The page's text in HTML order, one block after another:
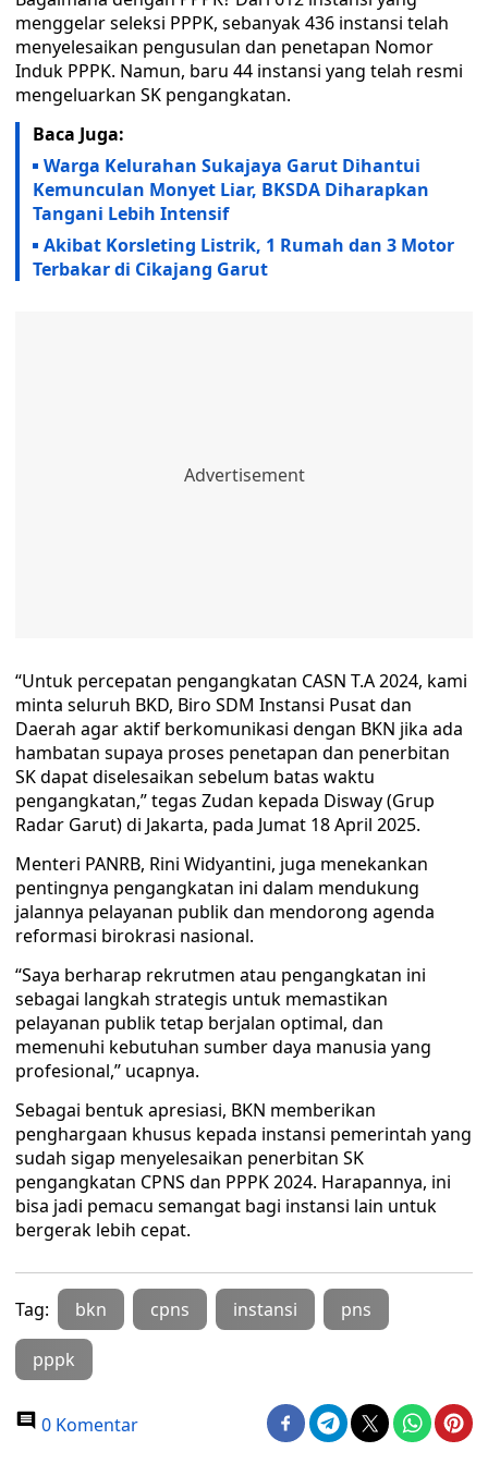
menggelar seleksi PPPK, sebanyak 436 instansi telah
menyelesaikan pengusulan dan penetapan Nomor
Induk PPPK. Namun, baru 44 instansi yang telah resmi
mengeluarkan SK pengangkatan.
Baca Juga:
Warga Kelurahan Sukajaya Garut Dihantui
Kemunculan Monyet Liar, BKSDA Diharapkan
Tangani Lebih Intensif
Akibat Korsleting Listrik, 1 Rumah dan 3 Motor
Terbakar di Cikajang Garut
“Untuk percepatan pengangkatan CASN T.A 2024, kami
minta seluruh BKD, Biro SDM Instansi Pusat dan
Daerah agar aktif berkomunikasi dengan BKN jika ada
hambatan supaya proses penetapan dan penerbitan
SK dapat diselesaikan sebelum batas waktu
pengangkatan,” tegas Zudan kepada Disway (Grup
Radar Garut) di Jakarta, pada Jumat 18 April 2025.
Menteri PANRB, Rini Widyantini, juga menekankan
pentingnya pengangkatan ini dalam mendukung
jalannya pelayanan publik dan mendorong agenda
reformasi birokrasi nasional.
“Saya berharap rekrutmen atau pengangkatan ini
sebagai langkah strategis untuk memastikan
pelayanan publik tetap berjalan optimal, dan
memenuhi kebutuhan sumber daya manusia yang
profesional,” ucapnya.
Sebagai bentuk apresiasi, BKN memberikan
penghargaan khusus kepada instansi pemerintah yang
sudah sigap menyelesaikan penerbitan SK
pengangkatan CPNS dan PPPK 2024. Harapannya, ini
bisa jadi pemacu semangat bagi instansi lain untuk
bergerak lebih cepat.
Tag: bkn cpns instansi pns
pppk
0 Komentar